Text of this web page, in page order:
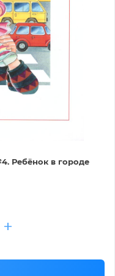
Ребёнок в городе